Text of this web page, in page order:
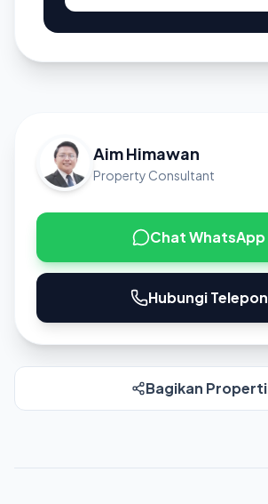
Aim Himawan
Property Consultant
Chat WhatsApp
Hubungi Telepon
Bagikan Properti